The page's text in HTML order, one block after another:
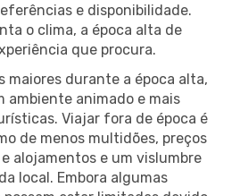
e disponibilidade.
o clima, a época alta de
que procura.
maiores durante a época alta,
ambiente animado e mais
Viajar fora de época é
de menos multidões, preços
alojamentos e um vislumbre
local. Embora algumas